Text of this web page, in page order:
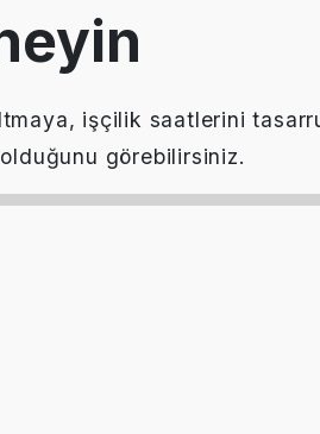
işçilik saatlerini
olduğunu görebilirsiniz.